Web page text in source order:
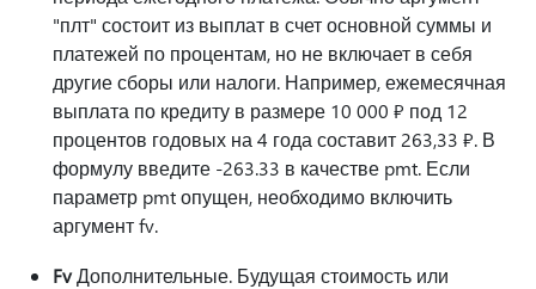
"плт" состоит из выплат в счет основной суммы и
платежей по процентам, но не включает в себя
другие сборы или налоги. Например, ежемесячная
выплата по кредиту в размере 10 000 ₽ под 12
процентов годовых на 4 года составит 263,33 ₽. В
формулу введите -263.33 в качестве pmt. Если
параметр pmt опущен, необходимо включить
аргумент fv.
FvДополнительные. Будущая стоимость или